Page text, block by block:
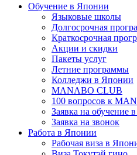
Обучение в Японии
Языковые школы
Долгосрочная
Краткосрочная
Акции и скидки
Пакеты услуг
Летние программы
Колледжи в Японии
MANABO CLUB
100 вопросов к
Заявка на обучение
Заявка на звонок
Работа в Японии
Рабочая виза в